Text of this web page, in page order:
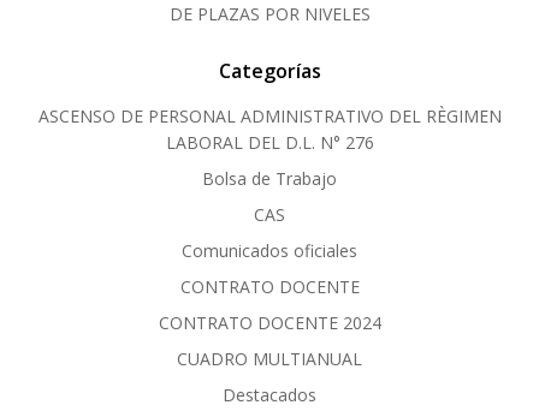
DE PLAZAS POR NIVELES
Categorías
ASCENSO DE PERSONAL ADMINISTRATIVO DEL RÈGIMEN
LABORAL DEL D.L. N° 276
Bolsa de Trabajo
CAS
Comunicados oficiales
CONTRATO DOCENTE
CONTRATO DOCENTE 2024
CUADRO MULTIANUAL
Destacados